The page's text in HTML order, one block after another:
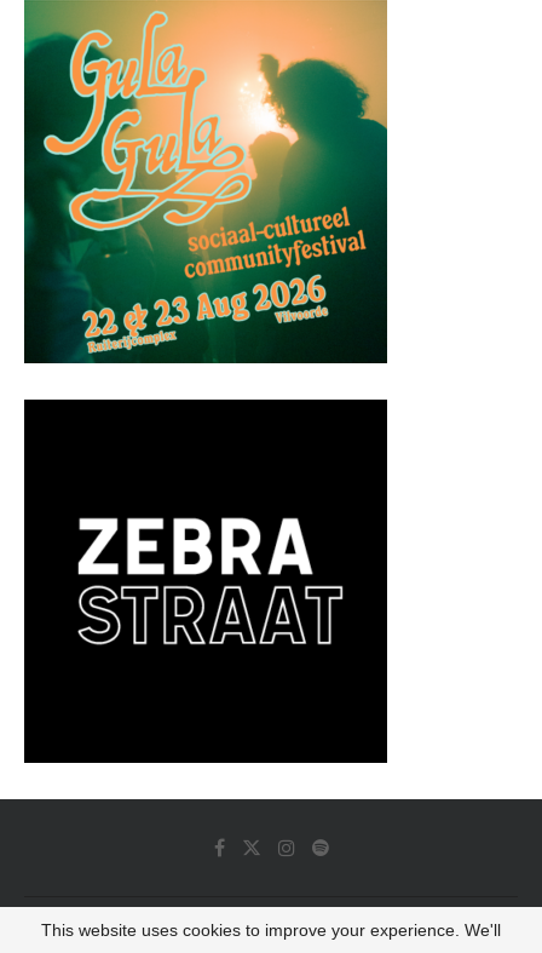
© 2022 - Luminous Dash All Rights Reserved
This website uses cookies to improve your experience. We'll